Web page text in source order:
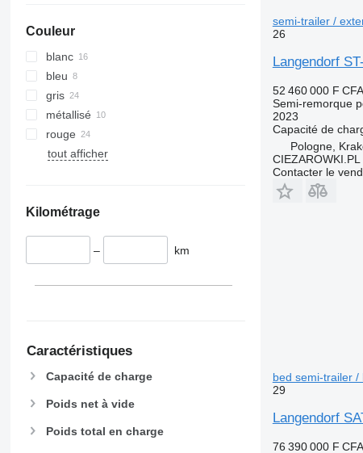
Couleur
blanc
bleu
gris
métallisé
rouge
tout afficher
Kilométrage
– km
Caractéristiques
Capacité de charge
Poids net à vide
Poids total en charge
semi-trailer /
26
Langendorf
52 460 000 F CFA
Semi-remorque
2023
Capacité de
Pologne,
CIEZAROWKI.PL
Contacter le
bed semi-trailer /
29
Langendorf
76 390 000 F CFA